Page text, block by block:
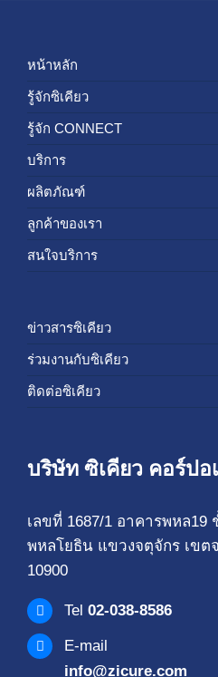
หน้าหลัก
รู้จักซิเคียว
รู้จัก CONNECT
บริการ
ผลิตภัณฑ์
ลูกค้าของเรา
สนใจบริการ
ข่าวสารซิเคียว
ร่วมงานกับซิเคียว
ติดต่อซิเคียว
บริษัท ซิเคียว คอร์ปอ
เลขที่ 1687/1 อาคารพหล
พหลโยธิน แขวงจตุจักร เขต
10900
Tel 02-038-8586
E-mail
info@zicure.com